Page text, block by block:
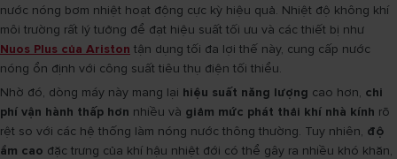
nước nóng bơm nhiệt hoạt động cực kỳ hiệu quả. Nhiệt độ không khí
môi trường rất lý tưởng để đạt hiệu suất tối ưu và các thiết bị như
Nuos Plus của Ariston tận dụng tối đa lợi thế này, cung cấp nước
nóng ổn định với công suất tiêu thụ điện tối thiểu.
Nhờ đó, dòng máy này mang lại hiệu suất năng lượng cao hơn, chi
phí vận hành thấp hơn nhiều và giảm mức phát thải khí nhà kính rõ
rệt so với các hệ thống làm nóng nước thông thường. Tuy nhiên, độ
ẩm cao đặc trưng của khí hậu nhiệt đới có thể gây ra nhiều khó khăn,